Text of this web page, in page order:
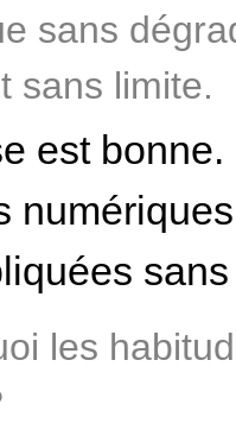
sans
sans limite.
est bonne.
les